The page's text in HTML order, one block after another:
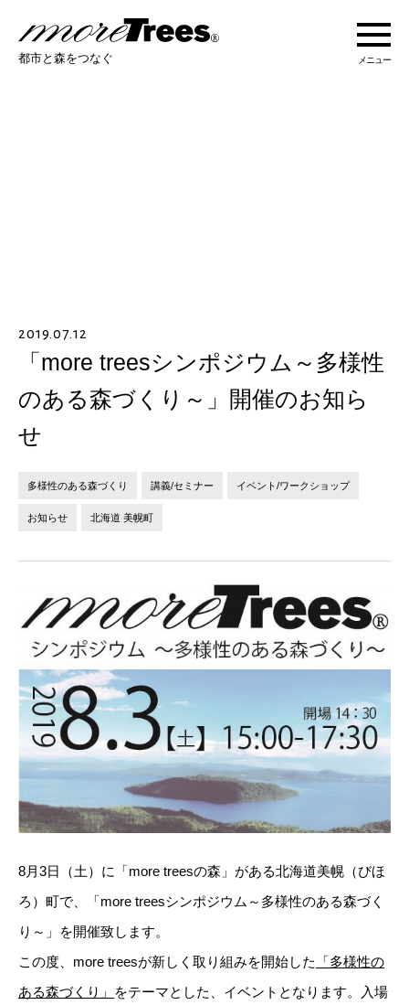
more trees
都市と森をつなぐ メニュー
あなたにできること
お問い合わせ
2019.07.12
「more treesシンポジウム～多様性
のある森づくり～」開催のお知ら
せ
多様性のある森づくり 講義/セミナー イベント/ワークショップ
お知らせ 北海道 美幌町
8月3日（土）に「more treesの森」がある北海道美幌（びほ
ろ）町で、「more treesシンポジウム～多様性のある森づく
り～」を開催致します。
この度、more treesが新しく取り組みを開始した
「多様性の
ある森づくり」
をテーマとした、イベントとなります。入場